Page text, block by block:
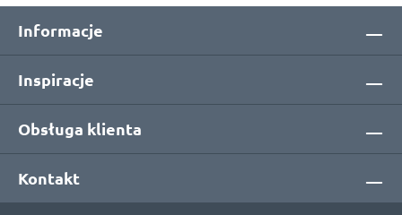
Informacje
Inspiracje
Obsługa klienta
Kontakt